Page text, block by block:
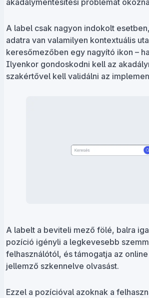
A label csak nagyon indokolt
adatra van valamilyen kontextuális
keresőmezőben egy nagyító ikon –
Ilyenkor gondoskodni kell az
szakértővel kell validálni az
A labelt a beviteli mező fölé, balra
pozíció igényli a legkevesebb
felhasználótól, és támogatja az
jellemző szkennelve olvasást.
Ezzel a pozícióval azoknak a